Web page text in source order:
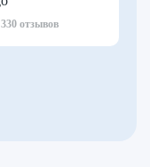
330 отзывов